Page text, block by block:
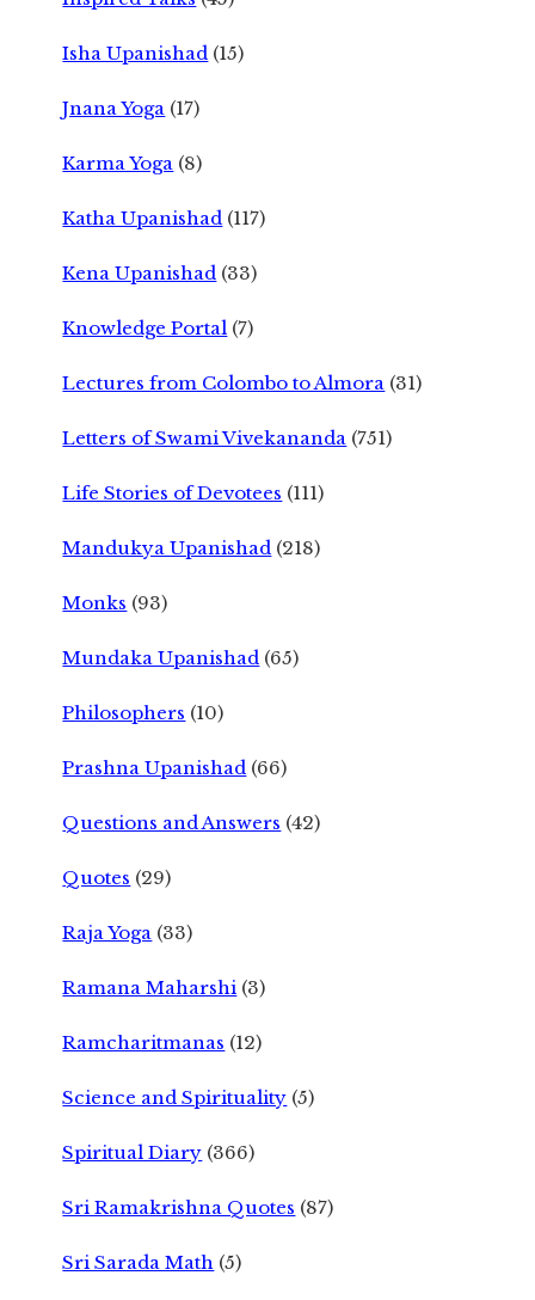
Isha Upanishad (15)
Jnana Yoga (17)
Karma Yoga (8)
Katha Upanishad (117)
Kena Upanishad (33)
Knowledge Portal (7)
Lectures from Colombo to Almora (31)
Letters of Swami Vivekananda (751)
Life Stories of Devotees (111)
Mandukya Upanishad (218)
Monks (93)
Mundaka Upanishad (65)
Philosophers (10)
Prashna Upanishad (66)
Questions and Answers (42)
Quotes (29)
Raja Yoga (33)
Ramana Maharshi (3)
Ramcharitmanas (12)
Science and Spirituality (5)
Spiritual Diary (366)
Sri Ramakrishna Quotes (87)
Sri Sarada Math (5)